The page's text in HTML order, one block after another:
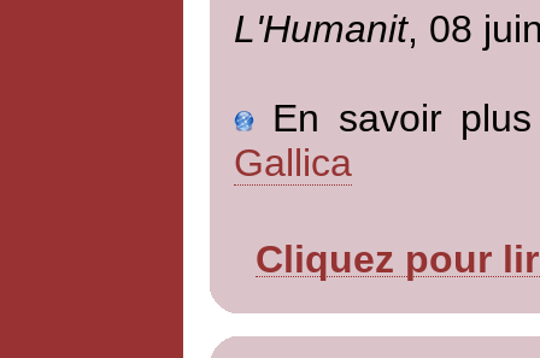
L'Humanit, 08
En savoir
Gallica
Cliquez pour